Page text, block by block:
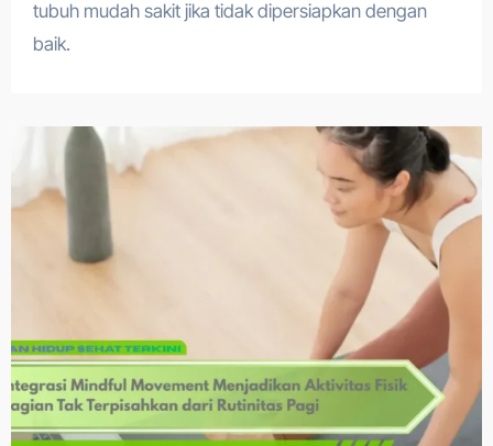
tubuh mudah sakit jika tidak dipersiapkan dengan
baik.